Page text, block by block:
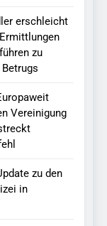
erschleicht
zu
Vereinigung
zu den
in